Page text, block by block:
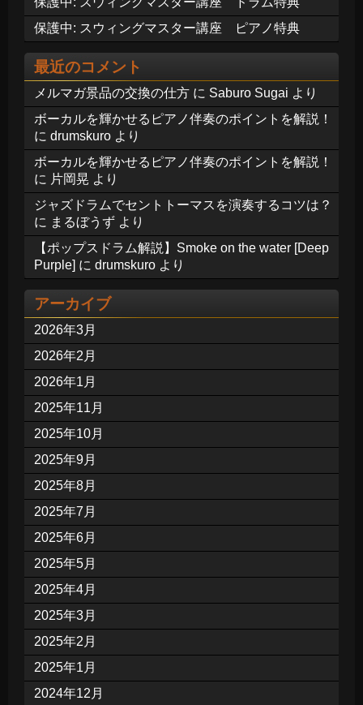
保護中: スウィングマスター講座 ピアノ特典
最近のコメント
メルマガ景品の交換の仕方 に Saburo Sugai より
ボーカルを輝かせるピアノ伴奏のポイントを解説！
に drumskuro より
ボーカルを輝かせるピアノ伴奏のポイントを解説！
に 片岡晃 より
ジャズドラムでセントトーマスを演奏するコツは？
に まるぼうず より
【ポップスドラム解説】Smoke on the water [Deep
Purple] に drumskuro より
アーカイブ
2026年3月
2026年2月
2026年1月
2025年11月
2025年10月
2025年9月
2025年8月
2025年7月
2025年6月
2025年5月
2025年4月
2025年3月
2025年2月
2025年1月
2024年12月